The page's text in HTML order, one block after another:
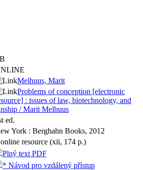
Melhuus, Marit
Problems of conception [electronic
: issues of law, biotechnology, and
/ Marit Melhuus
ed.
York : Berghahn Books, 2012
resource (xii, 174 p.)
Plný text PDF
* Návod pro vzdálený přístup